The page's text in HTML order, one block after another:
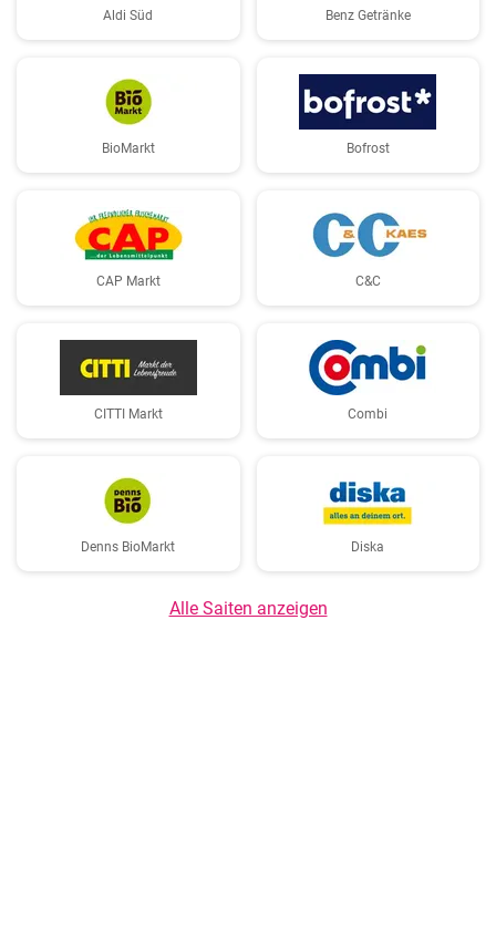
Aldi Süd Benz Getränke
BioMarkt Bofrost
CAP Markt C&C
CITTI Markt Combi
Denns BioMarkt Diska
Alle Saiten anzeigen